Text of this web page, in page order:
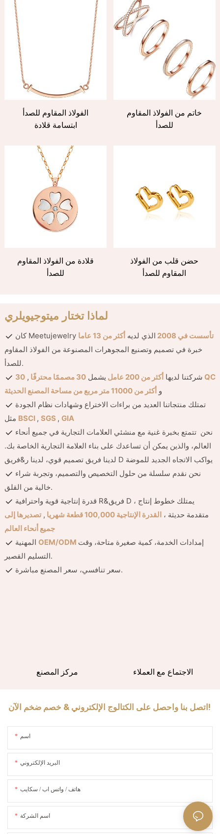
الفولاذ المقاوم للصدأ
ابتسامة قلادة
خاتم من الفولاذ المقاوم
للصدأ
قلادة من الفولاذ المقاوم
للصدأ
حضن قلب من الفولاذ
المقاوم للصدأ
لماذا تختار ميتوجيويلري
كان Meetujewelry تأسست في 2008 الذي لديهأكثر من 13 عاما
خبرة في تصميم وتصنيع المجوهرات المصنوعة من الفولاذ المقاوم
للصدأ.
شركتنا لديهاأكثر من 200 عامل يشمل30 مصممًا محترفًا ,
30 QC
و
BSCI , SGS , GIA
العالم، والذين يمكن أن تساعدك على بناء العلامة التجارية الخاصة بك.
خالية من القلق.
متقدمة حديثة ،القدرة الإنتاجية 100,000 قطعة شهريا ,تصديرها إلى
جميع أنحاء العالم
OEM/ODM إمدادات الخدمة، كمية صغيرة متاحة، وقت
التسليم القصير.
سعر تنافسي، سعر المصنع مباشرة.
مركز المصنع الاجتماع مع العملاء
اتصل بنا واحصل على الكتالوج الإلكتروني & خصم ضخم الآن!
اسم
البريد الإلكتروني
هاتف / واتس اب / سكايب
اسم الشركة